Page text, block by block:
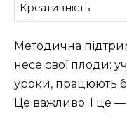
Креативність
Методична
несе свої плоди:
уроки, працюють
Це важливо. І це —